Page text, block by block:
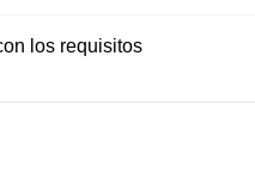
los requisitos